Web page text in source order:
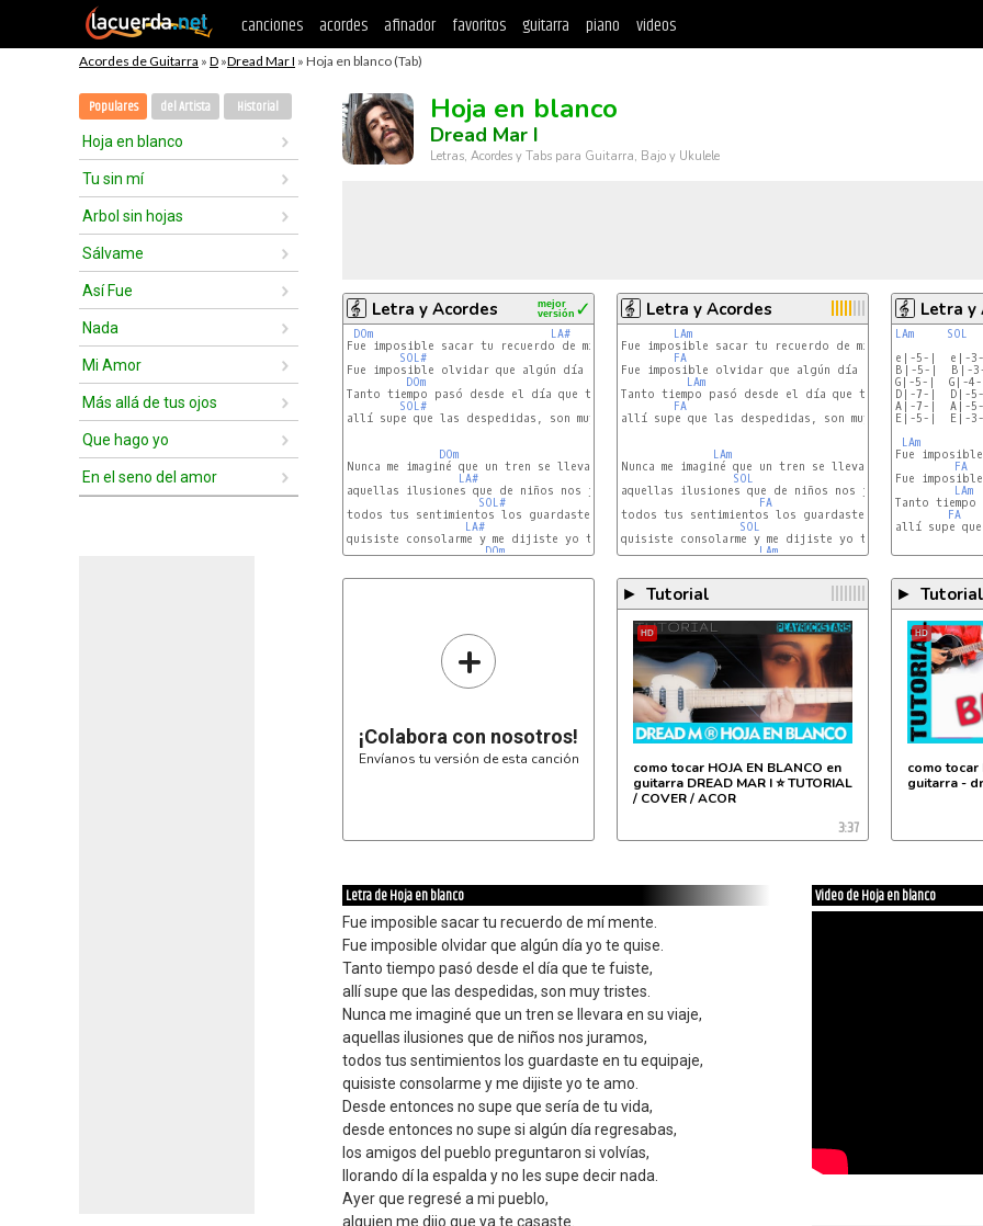
canciones acordes afinador favoritos guitarra piano videos
Acordes de Guitarra » D »Dread Mar I » Hoja en blanco (Tab)
Populares del Artista Historial
Hoja en blanco
Tu sin mí
Arbol sin hojas
Sálvame
Así Fue
Nada
Mi Amor
Más allá de tus ojos
Que hago yo
En el seno del amor
Hoja en blanco
Dread Mar I
Letras, Acordes y Tabs para Guitarra, Bajo y Ukulele
Letra y Acordes ✓
mejor
versión
DOm
LA#
Fue imposible sacar tu recuerdo de mí mente.
SOL#
Fue imposible olvidar que algún día yo te quise.
DOm
Tanto tiempo pasó desde el día que te fuiste,
SOL#
allí supe que las despedidas, son muy tristes.
DOm
Nunca me imaginé que un tren se llevara en su viaje,
LA#
aquellas ilusiones que de niños nos juramos,
SOL#
todos tus sentimientos los guardaste en tu equipaje,
LA#
quisiste consolarme y me dijiste yo te amo.
DOm
Letra y Acordes
LAm
Fue imposible sacar tu recuerdo de mí mente.
FA
SOL
Fue imposible olvidar que algún día yo te quise.
LAm
SOL
Tanto tiempo pasó desde el día que te fuiste,
FA
SOL
allí supe que las despedidas, son muy tristes.
LAm
Nunca me imaginé que un tren se llevara en su viaje,
SOL
aquellas ilusiones que de niños nos juramos,
FA
todos tus sentimientos los guardaste en tu equipaje,
SOL
quisiste consolarme y me dijiste yo te amo.
LAm
Letra y
LAm SOL
e|-5-|  e|-
B|-5-|  B|-
G|-5-|  G|-
D|-7-|  D|-
A|-7-|  A|-
E|-5-|  E|-
LAm
Fue
FA
Fue
LAm
Tanto
FA
allí supe
+
¡Colabora con nosotros!
Envíanos tu versión de esta canción
► Tutorial
HD
como tocar HOJA EN BLANCO en
guitarra DREAD MAR I ⭐️ TUTORIAL
/ COVER / ACOR
3:37
► Tutorial
HD
como tocar
guitarra -
Letra de Hoja en blanco
Fue imposible sacar tu recuerdo de mí mente.
Fue imposible olvidar que algún día yo te quise.
Tanto tiempo pasó desde el día que te fuiste,
allí supe que las despedidas, son muy tristes.
Nunca me imaginé que un tren se llevara en su viaje,
aquellas ilusiones que de niños nos juramos,
todos tus sentimientos los guardaste en tu equipaje,
quisiste consolarme y me dijiste yo te amo.
Desde entonces no supe que sería de tu vida,
desde entonces no supe si algún día regresabas,
los amigos del pueblo preguntaron si volvías,
llorando dí la espalda y no les supe decir nada.
Ayer que regresé a mi pueblo,
alguien me dijo que ya te casaste.
Video de Hoja en blanco